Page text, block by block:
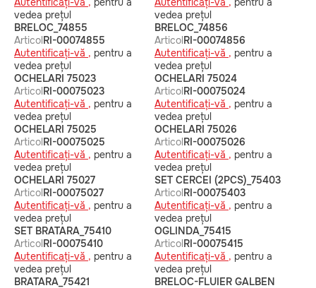
vedea prețul
vedea prețul
BRELOC_74855
ArticolRI-00074855
Autentificați-vă , pentru a
vedea prețul
BRELOC_74856
ArticolRI-00074856
Autentificați-vă , pentru a
vedea prețul
OCHELARI 75023
ArticolRI-00075023
Autentificați-vă , pentru a
vedea prețul
OCHELARI 75024
ArticolRI-00075024
Autentificați-vă , pentru a
vedea prețul
OCHELARI 75025
ArticolRI-00075025
Autentificați-vă , pentru a
vedea prețul
OCHELARI 75026
ArticolRI-00075026
Autentificați-vă , pentru a
vedea prețul
OCHELARI 75027
ArticolRI-00075027
Autentificați-vă , pentru a
vedea prețul
SET CERCEI (2PCS)_75403
ArticolRI-00075403
Autentificați-vă , pentru a
vedea prețul
SET BRATARA_75410
ArticolRI-00075410
Autentificați-vă , pentru a
vedea prețul
OGLINDA_75415
ArticolRI-00075415
Autentificați-vă , pentru a
vedea prețul
BRATARA_75421
BRELOC-FLUIER GALBEN